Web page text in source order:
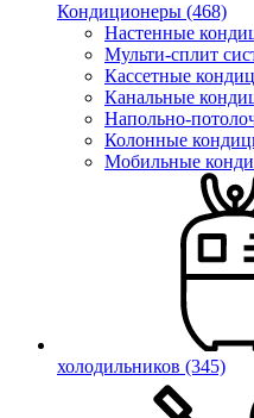
Кондиционеры (468)
Настенные
Мульти-сплит
Кассетные
Канальные
Напольно-
Колонные
Мобильные
холодильников (345)